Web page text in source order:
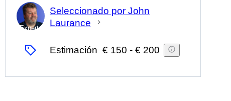
Experto
Seleccionado por John
Laurance
Estimación € 150 - € 200